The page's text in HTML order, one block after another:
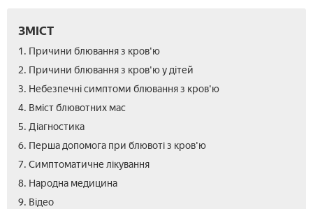
ЗМІСТ
1. Причини блювання з кров'ю
2. Причини блювання з кров'ю у дітей
3. Небезпечні симптоми блювання з кров'ю
4. Вміст блювотних мас
5. Діагностика
6. Перша допомога при блювоті з кров'ю
7. Симптоматичне лікування
8. Народна медицина
9. Відео